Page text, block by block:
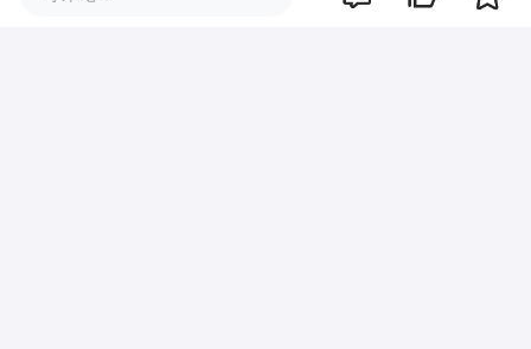
能系统的全球首发，意味着储能产业的全场